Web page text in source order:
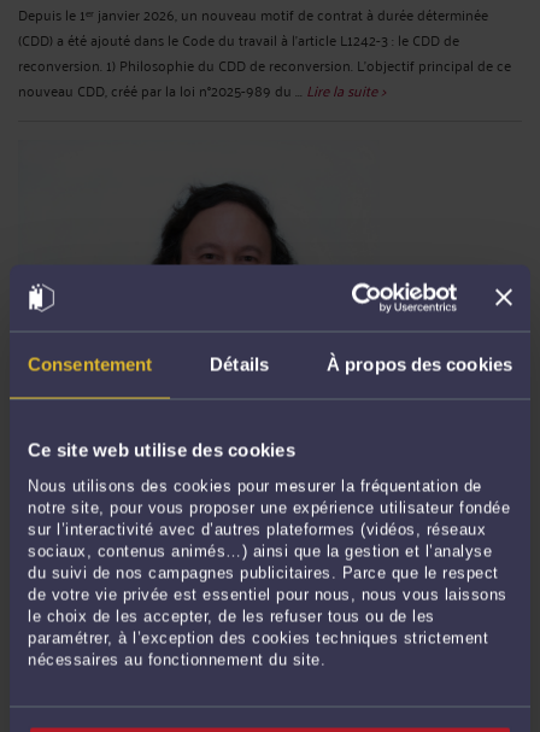
Consentement Détails À propos des cookies
Ce site web utilise des cookies
Nous utilisons des cookies pour mesurer la fréquentation de
notre site, pour vous proposer une expérience utilisateur fondée
sur l’interactivité avec d’autres plateformes (vidéos, réseaux
sociaux, contenus animés…) ainsi que la gestion et l’analyse
du suivi de nos campagnes publicitaires. Parce que le respect
de votre vie privée est essentiel pour nous, nous vous laissons
le choix de les accepter, de les refuser tous ou de les
paramétrer, à l’exception des cookies techniques strictement
nécessaires au fonctionnement du site.
Depuis le 1ᵉʳ janvier 2026, un nouveau motif de contrat à durée déterminée
(CDD) a été ajouté dans le Code du travail à l’article L1242-3 : le CDD de
reconversion. 1) Philosophie du CDD de reconversion. L’objectif principal de ce
nouveau CDD, créé par la loi n°2025-989 du ... Lire la suite >
HOLDERS OF THE CAPA (CERTIFICATE OF APTITUDE FOR THE
AVOCAT PROFESSION): NO INTERNSHIP AGREEMENT POSSIBLE
ParFrédéric CHHUMle 08/01/2026
It follows from the preamble and Article 1 of the professional agreement of
January 19, 2007, concerning interns in law firms, that an internship agreement
between a supervising lawyer and a holder of the CAPA is prohibited. This is
what the French Supreme Court (Cour de cassation) affirmed in a judgment of
January 7, 2026 (24-14.659), published in the official ... Lire la suite >